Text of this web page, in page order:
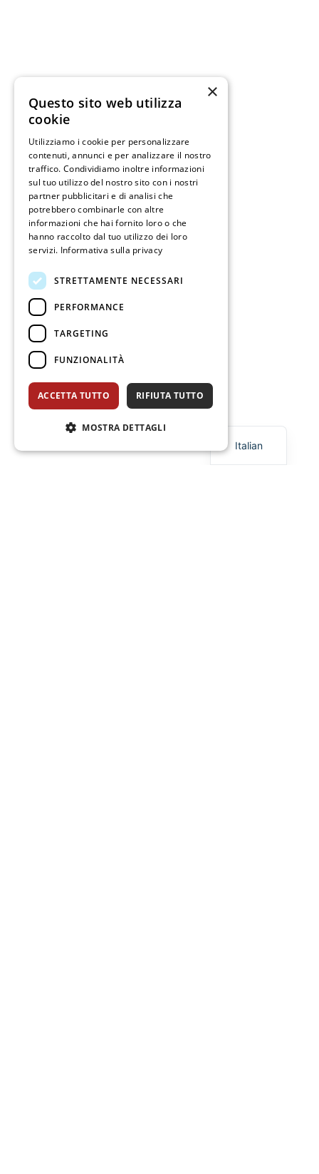
Italian
×
Questo sito web utilizza
cookie
Utilizziamo i cookie per personalizzare
contenuti, annunci e per analizzare il nostro
traffico. Condividiamo inoltre informazioni
sul tuo utilizzo del nostro sito con i nostri
partner pubblicitari e di analisi che
potrebbero combinarle con altre
informazioni che hai fornito loro o che
hanno raccolto dal tuo utilizzo dei loro
servizi. Informativa sulla privacy
STRETTAMENTE NECESSARI
PERFORMANCE
TARGETING
FUNZIONALITÀ
ACCETTA TUTTO RIFIUTA TUTTO
MOSTRA DETTAGLI